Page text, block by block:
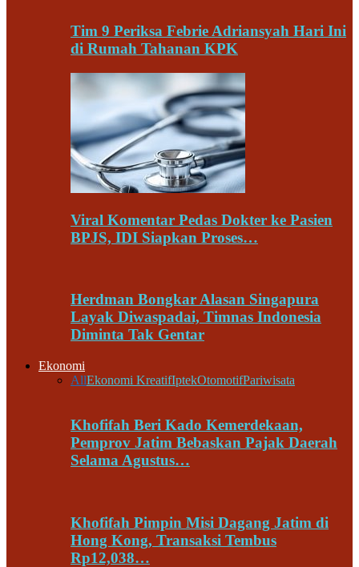
Tim 9 Periksa Febrie Adriansyah Hari Ini
di Rumah Tahanan KPK
Viral Komentar Pedas Dokter ke Pasien
BPJS, IDI Siapkan Proses…
Herdman Bongkar Alasan Singapura
Layak Diwaspadai, Timnas Indonesia
Diminta Tak Gentar
Ekonomi
AllEkonomi KreatifIptekOtomotifPariwisata
Khofifah Beri Kado Kemerdekaan,
Pemprov Jatim Bebaskan Pajak Daerah
Selama Agustus…
Khofifah Pimpin Misi Dagang Jatim di
Hong Kong, Transaksi Tembus
Rp12,038…